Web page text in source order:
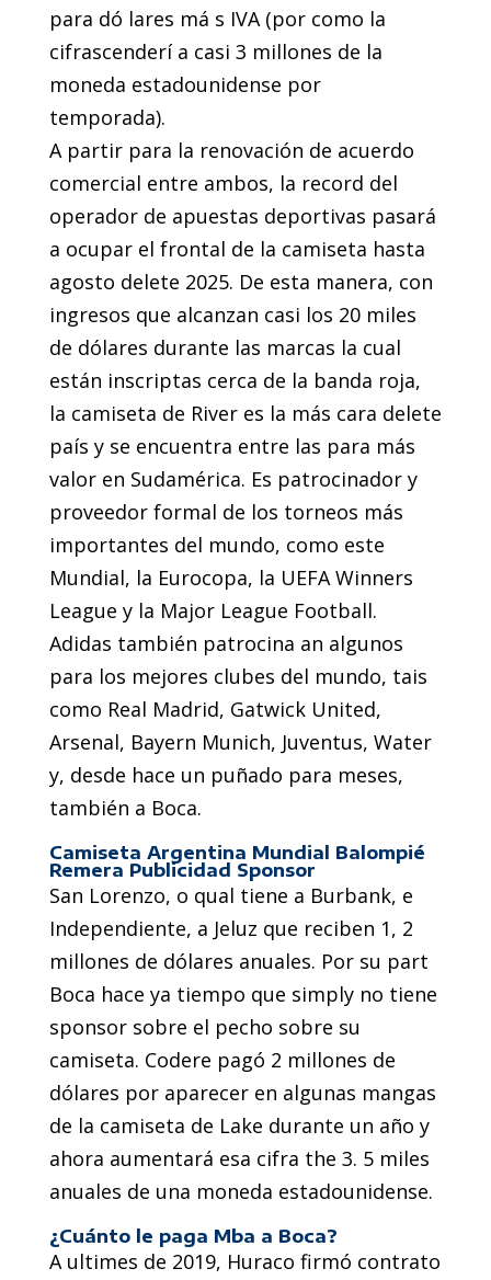
para dó lares má s IVA (por como la
cifrascenderí a casi 3 millones de la
moneda estadounidense por
temporada).
A partir para la renovación de acuerdo
comercial entre ambos, la record del
operador de apuestas deportivas pasará
a ocupar el frontal de la camiseta hasta
agosto delete 2025. De esta manera, con
ingresos que alcanzan casi los 20 miles
de dólares durante las marcas la cual
están inscriptas cerca de la banda roja,
la camiseta de River es la más cara delete
país y se encuentra entre las para más
valor en Sudamérica. Es patrocinador y
proveedor formal de los torneos más
importantes del mundo, como este
Mundial, la Eurocopa, la UEFA Winners
League y la Major League Football.
Adidas también patrocina an algunos
para los mejores clubes del mundo, tais
como Real Madrid, Gatwick United,
Arsenal, Bayern Munich, Juventus, Water
y, desde hace un puñado para meses,
también a Boca.
Camiseta Argentina Mundial Balompié
Remera Publicidad Sponsor
San Lorenzo, o qual tiene a Burbank, e
Independiente, a Jeluz que reciben 1, 2
millones de dólares anuales. Por su part
Boca hace ya tiempo que simply no tiene
sponsor sobre el pecho sobre su
camiseta. Codere pagó 2 millones de
dólares por aparecer en algunas mangas
de la camiseta de Lake durante un año y
ahora aumentará esa cifra the 3. 5 miles
anuales de una moneda estadounidense.
¿Cuánto le paga Mba a Boca?
A ultimes de 2019, Huraco firmó contrato